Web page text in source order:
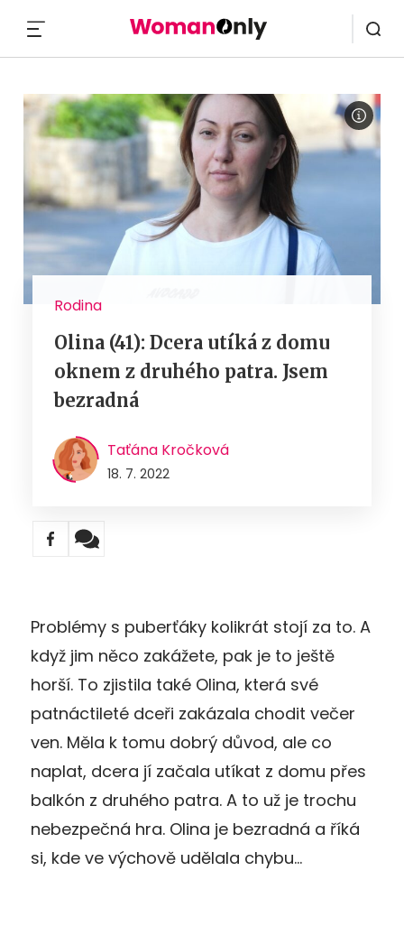
Rodina
Olina (41): Dcera utíká z domu
oknem z druhého patra. Jsem
bezradná
Taťána Kročková
18. 7. 2022
Problémy s puberťáky kolikrát stojí za to. A
když jim něco zakážete, pak je to ještě
horší. To zjistila také Olina, která své
patnáctileté dceři zakázala chodit večer
ven. Měla k tomu dobrý důvod, ale co
naplat, dcera jí začala utíkat z domu přes
balkón z druhého patra. A to už je trochu
nebezpečná hra. Olina je bezradná a říká
si, kde ve výchově udělala chybu…